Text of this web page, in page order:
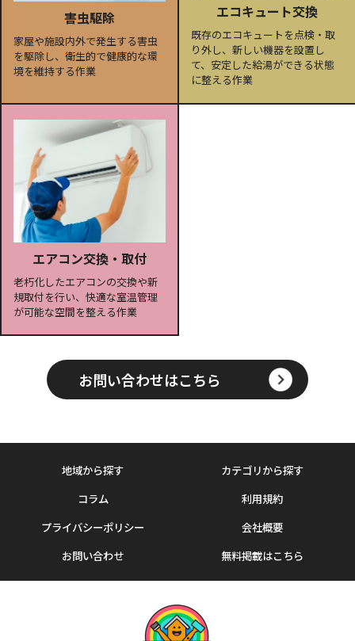
害虫駆除
家屋や施設内外で発生する害虫
を駆除し、衛生的で健康的な環
境を維持する作業
エコキュート交換
既存のエコキュートを点検・取
り外し、新しい機器を設置し
て、安定した給湯ができる状態
に整える作業
エアコン交換・取付
老朽化したエアコンの交換や新
規取付を行い、快適な室温管理
が可能な空間を整える作業
お問い合わせはこちら
地域から探す
カテゴリから探す
コラム
利用規約
プライバシーポリシー
会社概要
お問い合わせ
無料掲載はこちら